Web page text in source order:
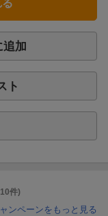
追加
ト
件)
ンペーンをもっと見る